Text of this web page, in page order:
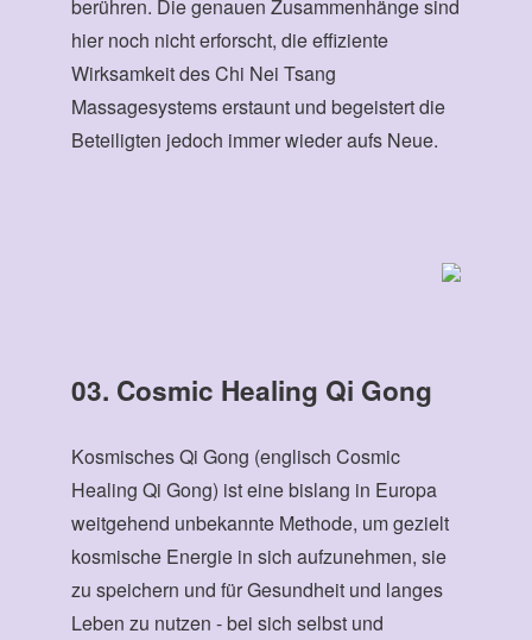
berühren. Die genauen Zusammenhänge sind
hier noch nicht erforscht, die effiziente
Wirksamkeit des Chi Nei Tsang
Massagesystems erstaunt und begeistert die
Beteiligten jedoch immer wieder aufs Neue.
03. Cosmic Healing Qi Gong
Kosmisches Qi Gong (englisch Cosmic
Healing Qi Gong) ist eine bislang in Europa
weitgehend unbekannte Methode, um gezielt
kosmische Energie in sich aufzunehmen, sie
zu speichern und für Gesundheit und langes
Leben zu nutzen - bei sich selbst und